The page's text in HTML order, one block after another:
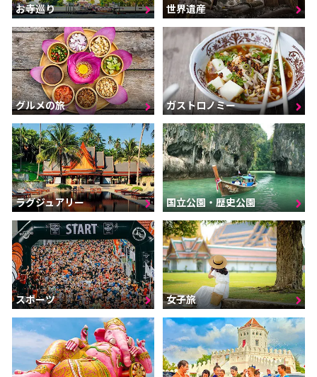
お寺巡り 世界遺産
グルメの旅 ガストロノミー
ラグジュアリー 国立公園・歴史公園
スポーツ 女子旅